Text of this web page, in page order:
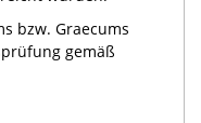
bzw. Graecums
gemäß